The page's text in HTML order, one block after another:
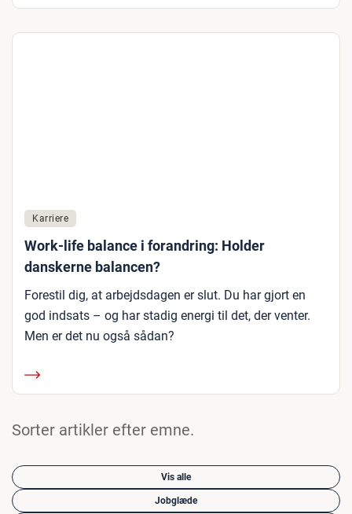
Karriere
Work-life balance i forandring: Holder
danskerne balancen?
Forestil dig, at arbejdsdagen er slut. Du har gjort en
god indsats – og har stadig energi til det, der venter.
Men er det nu også sådan?
Sorter artikler efter emne.
Vis alle
Jobglæde